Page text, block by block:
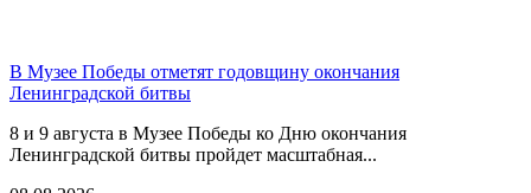
В Музее Победы отметят годовщину окончания
Ленинградской битвы
8 и 9 августа в Музее Победы ко Дню окончания
Ленинградской битвы пройдет масштабная...